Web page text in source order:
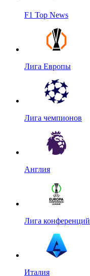
F1 Top News
Лига Европы
Лига чемпионов
Англия
Лига конференций
Италия